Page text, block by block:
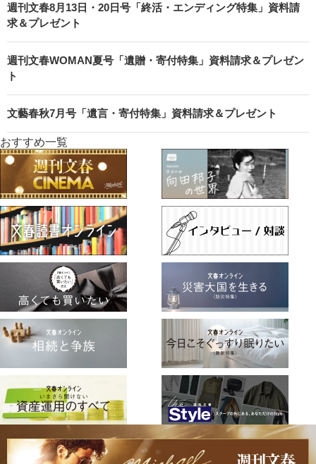
週刊文春8月13日・20日号「終活・エンディング特集」資料請
求＆プレゼント
週刊文春WOMAN夏号「遺贈・寄付特集」資料請求＆プレゼン
ト
文藝春秋7月号「遺言・寄付特集」資料請求＆プレゼント
おすすめ一覧